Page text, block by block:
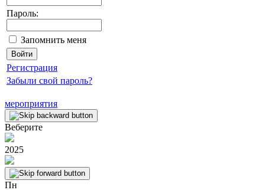
Пароль:
Запомнить меня
Регистрация
Забыли свой пароль?
мероприятия
Веберите
2025
Пн